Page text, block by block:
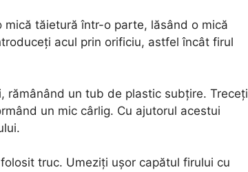
tăietură într-o parte, lăsând o mică
acul prin orificiu, astfel încât firul
rămânând un tub de plastic subțire. Treceți
un mic cârlig. Cu ajutorul acestui
truc. Umeziți ușor capătul firului cu